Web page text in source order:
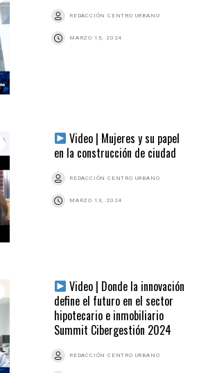
REDACCIÓN CENTRO URBANO
MARZO 15, 2024
Video | Mujeres y su papel
en la construcción de ciudad
REDACCIÓN CENTRO URBANO
MARZO 13, 2024
Video | Donde la innovación
define el futuro en el sector
hipotecario e inmobiliario
Summit Cibergestión 2024
REDACCIÓN CENTRO URBANO